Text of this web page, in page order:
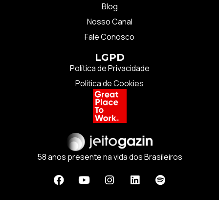
Blog
Nosso Canal
Fale Conosco
LGPD
Política de Privacidade
Política de Cookies
58 anos presente na vida dos Brasileiros